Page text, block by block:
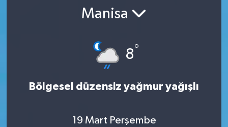
Manisa
8°
Bölgesel düzensiz yağmur yağışlı
19 Mart Perşembe